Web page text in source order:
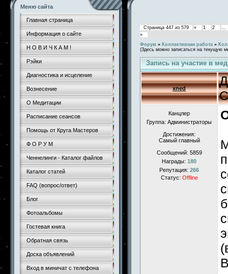
Меню сайта
Главная страница
Информация о сайте
Н О В И Ч К А М !
Рэйки
Диагностика и исцеление
Вознесение
О Медитации
Расписание сеансов
Помощь от Круга Мастеров
Ф О Р У М
Ченнелинги - Каталог файлов
Каталог статей
FAQ (вопрос/ответ)
Блог
Фотоальбомы
Гостевая книга
Обратная связь
Доска объявлений
Вход в миничат с телефона
Страница 447 из 579 « 1 2
…
»
Форум » Коллективная работа »
(Здесь можно записаться на текущую
Запись на участие в
xned
Канцлер
Группа: Администраторы
Достижения:
Самый главный
Сообщений: 5859
Награды: 180
Репутация: 266
Статус: Offline